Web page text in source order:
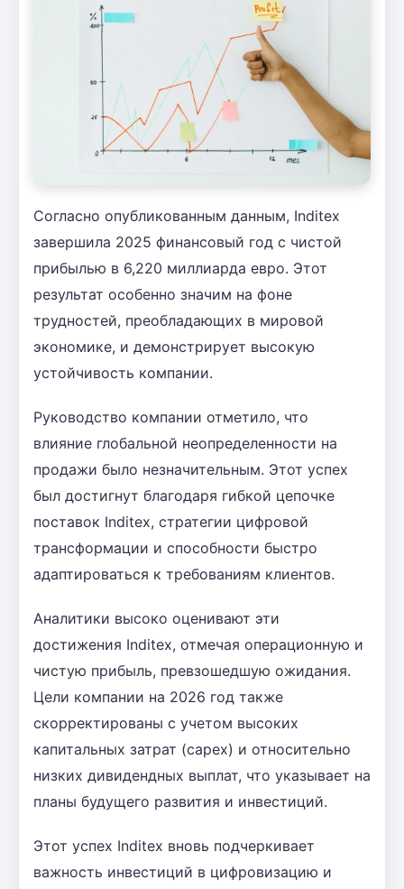
Согласно опубликованным данным, Inditex
завершила 2025 финансовый год с чистой
прибылью в 6,220 миллиарда евро. Этот
результат особенно значим на фоне
трудностей, преобладающих в мировой
экономике, и демонстрирует высокую
устойчивость компании.
Руководство компании отметило, что
влияние глобальной неопределенности на
продажи было незначительным. Этот успех
был достигнут благодаря гибкой цепочке
поставок Inditex, стратегии цифровой
трансформации и способности быстро
адаптироваться к требованиям клиентов.
Аналитики высоко оценивают эти
достижения Inditex, отмечая операционную и
чистую прибыль, превзошедшую ожидания.
Цели компании на 2026 год также
скорректированы с учетом высоких
капитальных затрат (capex) и относительно
низких дивидендных выплат, что указывает на
планы будущего развития и инвестиций.
Этот успех Inditex вновь подчеркивает
важность инвестиций в цифровизацию и